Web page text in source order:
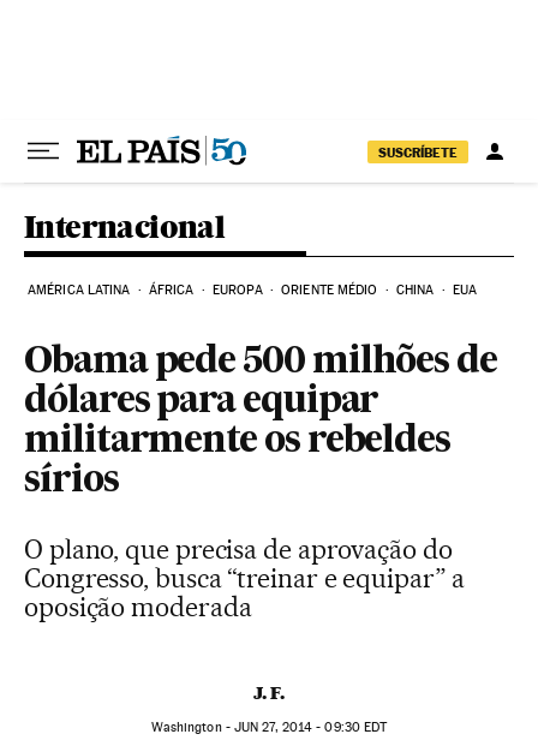
SUSCRÍBETE
Internacional
AMÉRICA LATINA ÁFRICA EUROPA ORIENTE MÉDIO CHINA EUA
Obama pede 500 milhões de
dólares para equipar
militarmente os rebeldes
sírios
O plano, que precisa de aprovação do
Congresso, busca “treinar e equipar” a
oposição moderada
J. F.
Washington - JUN 27, 2014 - 09:30EDT